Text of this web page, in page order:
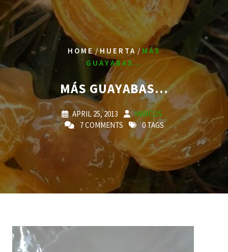
HOME/HUERTA / MÁS
GUAYABAS…
MÁS GUAYABAS…
APRIL 25, 2013
MARCOS
7 COMMENTS
0 TAGS